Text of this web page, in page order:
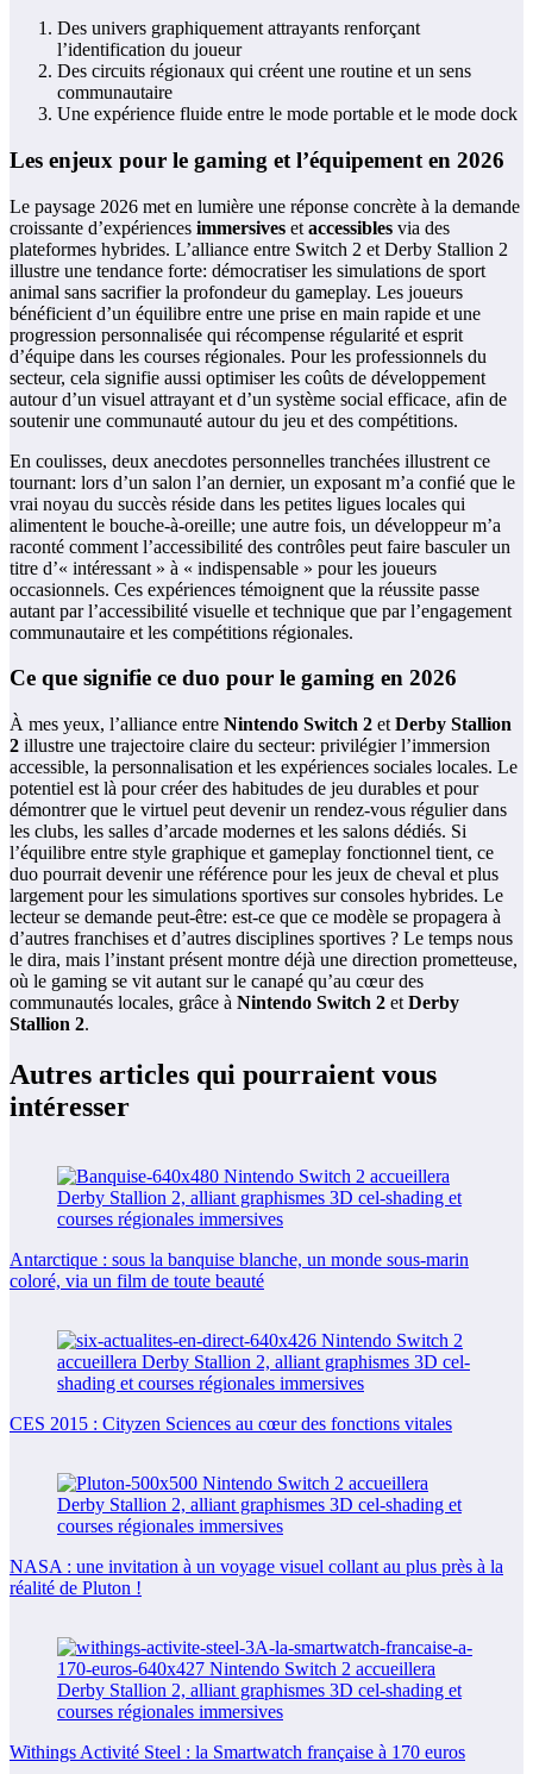
Des univers graphiquement attrayants renforçant
l’identification du joueur
Des circuits régionaux qui créent une routine et un sens
communautaire
Une expérience fluide entre le mode portable et le mode dock
Les enjeux pour le gaming et l’équipement en 2026
Le paysage 2026 met en lumière une réponse concrète à la demande
croissante d’expériences immersives et accessibles via des
plateformes hybrides. L’alliance entre Switch 2 et Derby Stallion 2
illustre une tendance forte: démocratiser les simulations de sport
animal sans sacrifier la profondeur du gameplay. Les joueurs
bénéficient d’un équilibre entre une prise en main rapide et une
progression personnalisée qui récompense régularité et esprit
d’équipe dans les courses régionales. Pour les professionnels du
secteur, cela signifie aussi optimiser les coûts de développement
autour d’un visuel attrayant et d’un système social efficace, afin de
soutenir une communauté autour du jeu et des compétitions.
En coulisses, deux anecdotes personnelles tranchées illustrent ce
tournant: lors d’un salon l’an dernier, un exposant m’a confié que le
vrai noyau du succès réside dans les petites ligues locales qui
alimentent le bouche-à-oreille; une autre fois, un développeur m’a
raconté comment l’accessibilité des contrôles peut faire basculer un
titre d’« intéressant » à « indispensable » pour les joueurs
occasionnels. Ces expériences témoignent que la réussite passe
autant par l’accessibilité visuelle et technique que par l’engagement
communautaire et les compétitions régionales.
Ce que signifie ce duo pour le gaming en 2026
À mes yeux, l’alliance entre Nintendo Switch 2 et Derby Stallion
2 illustre une trajectoire claire du secteur: privilégier l’immersion
accessible, la personnalisation et les expériences sociales locales. Le
potentiel est là pour créer des habitudes de jeu durables et pour
démontrer que le virtuel peut devenir un rendez-vous régulier dans
les clubs, les salles d’arcade modernes et les salons dédiés. Si
l’équilibre entre style graphique et gameplay fonctionnel tient, ce
duo pourrait devenir une référence pour les jeux de cheval et plus
largement pour les simulations sportives sur consoles hybrides. Le
lecteur se demande peut-être: est-ce que ce modèle se propagera à
d’autres franchises et d’autres disciplines sportives ? Le temps nous
le dira, mais l’instant présent montre déjà une direction prometteuse,
où le gaming se vit autant sur le canapé qu’au cœur des
communautés locales, grâce à Nintendo Switch 2 et Derby
Stallion 2.
Autres articles qui pourraient vous
intéresser
Antarctique : sous la banquise blanche, un monde sous-marin
coloré, via un film de toute beauté
CES 2015 : Cityzen Sciences au cœur des fonctions vitales
NASA : une invitation à un voyage visuel collant au plus près à la
réalité de Pluton !
Withings Activité Steel : la Smartwatch française à 170 euros